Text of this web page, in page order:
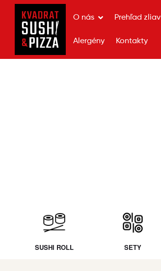
O nás Prehľad zliav
Alergény Kontakty
SUSHI ROLL SETY